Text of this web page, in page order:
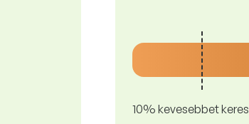
10% kevesebbet keres